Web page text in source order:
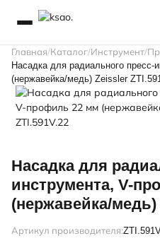
Главная Каталог Инструмент
Насадка для радиального
(нержавейка/медь) Zeissler
Насадка для
инструмента, V-
(нержавейка/медь)
Артикул производителя: